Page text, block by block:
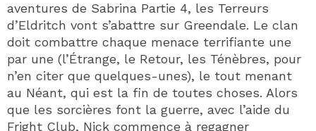
aventures de Sabrina Partie 4, les Terreurs
d’Eldritch vont s’abattre sur Greendale. Le clan
doit combattre chaque menace terrifiante une
par une (l’Étrange, le Retour, les Ténèbres, pour
n’en citer que quelques-unes), le tout menant
au Néant, qui est la fin de toutes choses. Alors
que les sorcières font la guerre, avec l’aide du
Fright Club, Nick commence à regagner